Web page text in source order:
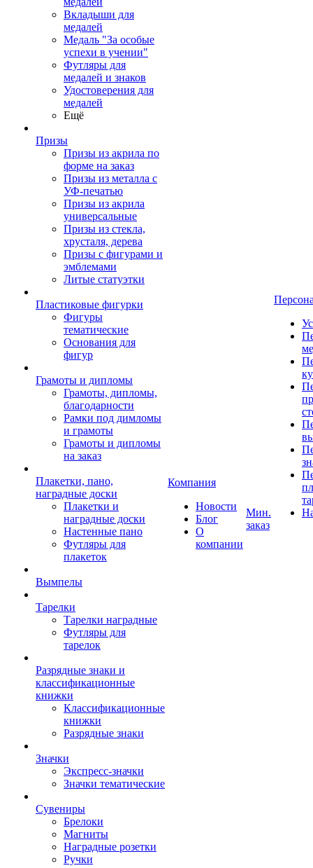
Вкладыши для
медалей
Медаль "За особые
успехи в учении"
Футляры для
медалей и знаков
Удостоверения для
медалей
Ещё
Призы
Призы из акрила по
форме на заказ
Призы из металла с
УФ-печатью
Призы из акрила
универсальные
Призы из стекла,
хрусталя, дерева
Призы с фигурами и
эмблемами
Литые статуэтки
Пластиковые фигурки
Фигуры
тематические
Основания для
фигур
Грамоты и дипломы
Грамоты, дипломы,
благодарности
Рамки под димломы
и грамоты
Грамоты и дипломы
на заказ
Плакетки, пано,
наградные доски
Плакетки и
наградные доски
Настенные пано
Футляры для
плакеток
Вымпелы
Тарелки
Тарелки наградные
Футляры для
тарелок
Разрядные знаки и
классификационные
книжки
Классификационные
книжки
Разрядные знаки
Значки
Экспресс-значки
Значки тематические
Сувениры
Брелоки
Магниты
Наградные розетки
Ручки
Компания
Новости
Блог
О
компании
Мин.
заказ